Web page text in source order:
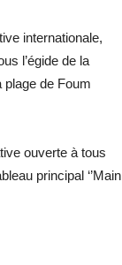
internationale,
l’égide de la
plage de Foum
ouverte à tous
principal ‘’Main